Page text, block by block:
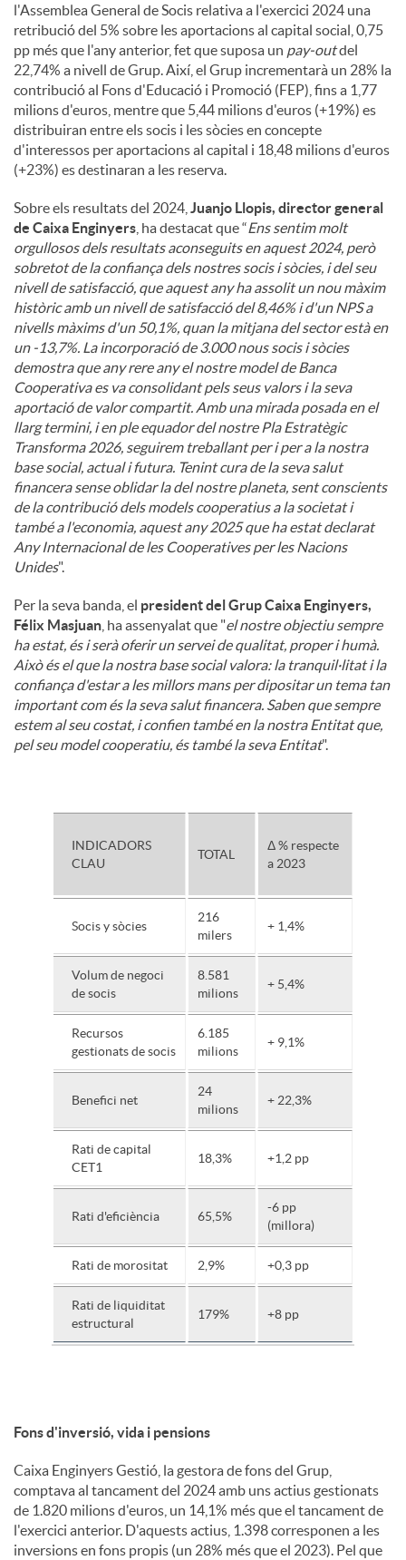
l'Assemblea General de Socis relativa a l'exercici 2024 una
retribució del 5% sobre les aportacions al capital social, 0,75
pp més que l'any anterior, fet que suposa un pay-outdel
22,74% a nivell de Grup. Així, el Grup incrementarà un 28% la
contribució al Fons d'Educació i Promoció (FEP), fins a 1,77
milions d'euros, mentre que 5,44 milions d'euros (+19%) es
distribuiran entre els socis i les sòcies en concepte
d'interessos per aportacions al capital i 18,48 milions d'euros
(+23%) es destinaran a les reserva.
Sobre els resultats del 2024, Juanjo Llopis, director general
de Caixa Enginyers , ha destacat que “Ens sentim molt
orgullosos dels resultats aconseguits en aquest 2024, però
sobretot de la confiança dels nostres socis i sòcies, i del seu
nivell de satisfacció, que aquest any ha assolit un nou màxim
històric amb un nivell de satisfacció del 8,46% i d'un NPS a
nivells màxims d'un 50,1%, quan la mitjana del sector està en
un -13,7%. La incorporació de 3.000 nous socis i sòcies
demostra que any rere any el nostre model de Banca
Cooperativa es va consolidant pels seus valors i la seva
aportació de valor compartit. Amb una mirada posada en el
llarg termini, i en ple equador del nostre Pla Estratègic
Transforma 2026, seguirem treballant per i per a la nostra
base social, actual i futura. Tenint cura de la seva salut
financera sense oblidar la del nostre planeta, sent conscients
de la contribució dels models cooperatius a la societat i
també a l'economia, aquest any 2025 que ha estat declarat
Any Internacional de les Cooperatives per les Nacions
Unides".
Per la seva banda, el president del Grup Caixa Enginyers,
Félix Masjuan , ha assenyalat que "el nostre objectiu sempre
ha estat, és i serà oferir un servei de qualitat, proper i humà.
Això és el que la nostra base social valora: la tranquil·litat i la
confiança d'estar a les millors mans per dipositar un tema tan
important com és la seva salut financera. Saben que sempre
estem al seu costat, i confien també en la nostra Entitat que,
pel seu model cooperatiu, és també la seva Entitat".
INDICADORS
CLAU
TOTAL
Δ % respecte
a 2023
Socis y sòcies
216
milers
+ 1,4%
Volum de negoci
de socis
8.581
milions
+ 5,4%
Recursos
gestionats de socis
6.185
milions
+ 9,1%
Benefici net
24
milions
+ 22,3%
Rati de capital
CET1
18,3% +1,2 pp
Rati d'eficiència 65,5%
-6 pp
(millora)
Rati de morositat 2,9% +0,3 pp
Rati de liquiditat
estructural
179% +8 pp
Fons d'inversió, vida i pensions
Caixa Enginyers Gestió, la gestora de fons del Grup,
comptava al tancament del 2024 amb uns actius gestionats
de 1.820 milions d'euros, un 14,1% més que el tancament de
l'exercici anterior. D'aquests actius, 1.398 corresponen a les
inversions en fons propis (un 28% més que el 2023). Pel que